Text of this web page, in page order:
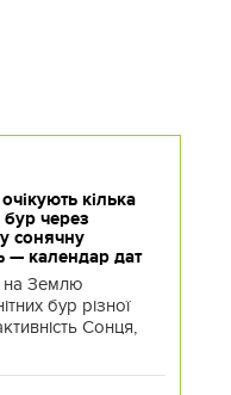
кілька
бур через
сонячну
— календар дат
Землю
бур різної
Сонця,